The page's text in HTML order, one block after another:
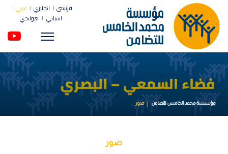
فرنسي انجليزي
عربي
اسباني
هولندي
Menu
مؤسسة محمد الخامس للتضامن صور
صور